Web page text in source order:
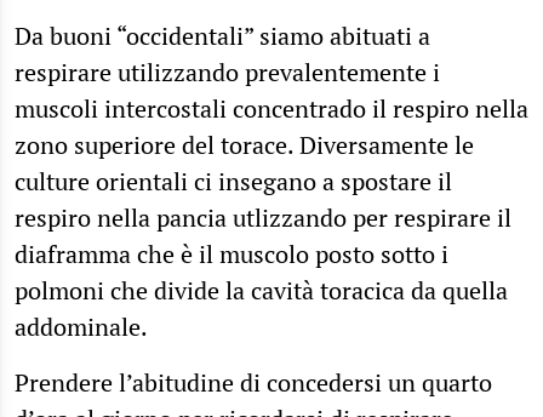
Da buoni “occidentali” siamo abituati a
respirare utilizzando prevalentemente i
muscoli intercostali concentrado il respiro nella
zono superiore del torace. Diversamente le
culture orientali ci insegano a spostare il
respiro nella pancia utlizzando per respirare il
diaframma che è il muscolo posto sotto i
polmoni che divide la cavità toracica da quella
addominale.
Prendere l’abitudine di concedersi un quarto